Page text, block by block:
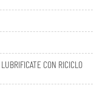
CON RICICLO